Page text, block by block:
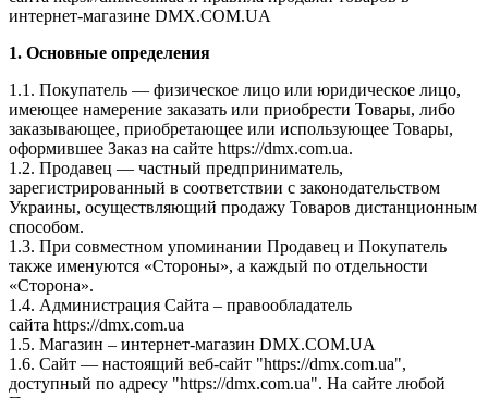
интернет-магазине DMX.COM.UA
1. Основные определения
1.1. Покупатель — физическое лицо или юридическое лицо,
имеющее намерение заказать или приобрести Товары, либо
заказывающее, приобретающее или использующее Товары,
оформившее Заказ на сайте https://dmx.com.ua.
1.2. Продавец — частный предприниматель,
зарегистрированный в соответствии с законодательством
Украины, осуществляющий продажу Товаров дистанционным
способом.
1.3. При совместном упоминании Продавец и Покупатель
также именуются «Стороны», а каждый по отдельности
«Сторона».
1.4. Администрация Сайта – правообладатель
сайта https://dmx.com.ua
1.5. Магазин – интернет-магазин DMX.COM.UA
1.6. Сайт — настоящий веб-сайт "https://dmx.com.ua",
доступный по адресу "https://dmx.com.ua". На сайте любой